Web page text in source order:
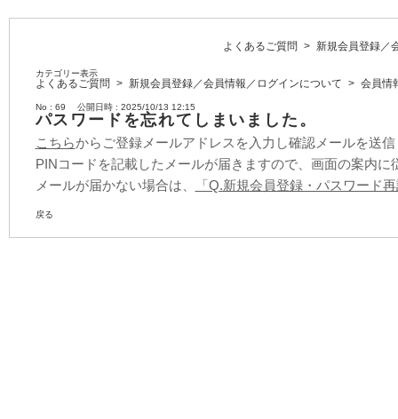
よくあるご質問 > 新規会員登録／
カテゴリー表示
よくあるご質問 > 新規会員登録／会員情報／ログインについて > 会員情
No : 69 公開日時 : 2025/10/13 12:15
パスワードを忘れてしまいました。
こちらからご登録メールアドレスを入力し確認メールを送
PINコードを記載したメールが届きますので、画面の案内
メールが届かない場合は、
「Q.新規会員登録・パスワード
戻る